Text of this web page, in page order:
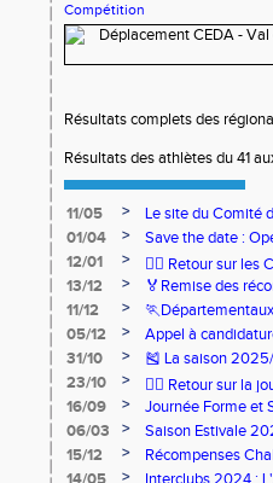
Compétition
Résultats complets des
Résultats des athlètes du 41
11/05 >
Le site du Comité
01/04
>
Save the date :
12/01
>
🏃‍♂️ Retour sur les
13/12
>
🏅Remise des
11/12
>
05/12
>
Appel à
31/10
>
🎽 La saison
23/10
>
🧘‍♀️ Retour sur la
16/09
>
Journée Forme et
06/03
>
Saison Estivale
15/12
>
Récompenses
>